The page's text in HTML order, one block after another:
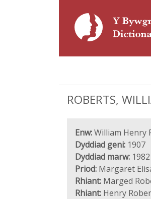
ROBERTS,
Enw:William Henry
Dyddiad geni: 1907
Dyddiad marw: 1982
Priod: Margaret
Rhiant: Marged
Rhiant: Henry